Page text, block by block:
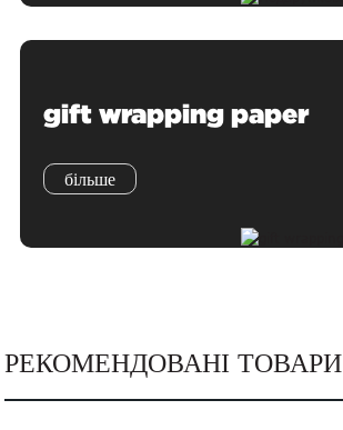
gift wrapping paper
більше
РЕКОМЕНДОВАНІ ТОВАРИ